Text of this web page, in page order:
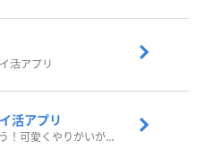
活アプリ
活アプリ
ペットを育ってポイ活しよう！可愛くやりがいがある新感覚アプリ